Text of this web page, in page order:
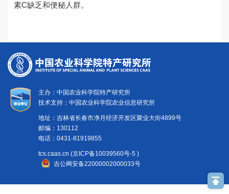
素C缺乏和便秘人群。
主办：中国农业科学院特产研究所
技术支持：中国农业科学院农业信息研究所
地址：吉林省长春市净月经济开发区聚业大街4899号
邮编：130112
电话：0431-81919855
tcs.caas.cn (京ICP备10039560号-5 )
吉公网安备22000002000033号